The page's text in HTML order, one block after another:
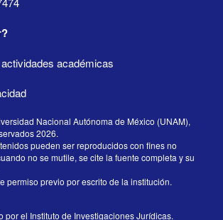
académicas
Nacional Autónoma de México (UNAM),
2026.
pueden ser reproducidos con fines no
no se mutile, se cite la fuente completa y su
permiso previo por escrito de la institución.
por el Instituto de Investigaciones Jurídicas.